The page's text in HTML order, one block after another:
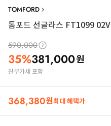
TOMFORD
톰포드 선글라스 FT1099 02V
590,000
35%381,000원
관부가세 포함
368,380원최대 혜택가